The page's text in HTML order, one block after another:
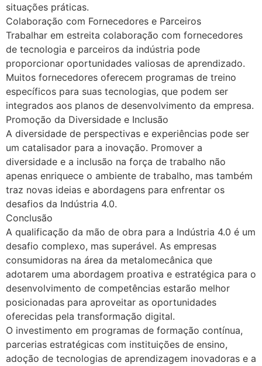
situações práticas.
Colaboração com Fornecedores e Parceiros
Trabalhar em estreita colaboração com fornecedores
de tecnologia e parceiros da indústria pode
proporcionar oportunidades valiosas de aprendizado.
Muitos fornecedores oferecem programas de treino
específicos para suas tecnologias, que podem ser
integrados aos planos de desenvolvimento da empresa.
Promoção da Diversidade e Inclusão
A diversidade de perspectivas e experiências pode ser
um catalisador para a inovação. Promover a
diversidade e a inclusão na força de trabalho não
apenas enriquece o ambiente de trabalho, mas também
traz novas ideias e abordagens para enfrentar os
desafios da Indústria 4.0.
Conclusão
A qualificação da mão de obra para a Indústria 4.0 é um
desafio complexo, mas superável. As empresas
consumidoras na área da metalomecânica que
adotarem uma abordagem proativa e estratégica para o
desenvolvimento de competências estarão melhor
posicionadas para aproveitar as oportunidades
oferecidas pela transformação digital.
O investimento em programas de formação contínua,
parcerias estratégicas com instituições de ensino,
adoção de tecnologias de aprendizagem inovadoras e a